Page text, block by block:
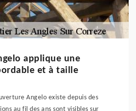
applique une
et à taille
Angelo existe depuis des
au fil des ans sont visibles sur